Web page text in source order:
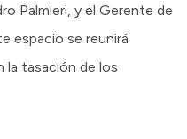
Palmieri, y el Gerente de
espacio se reunirá
la tasación de los